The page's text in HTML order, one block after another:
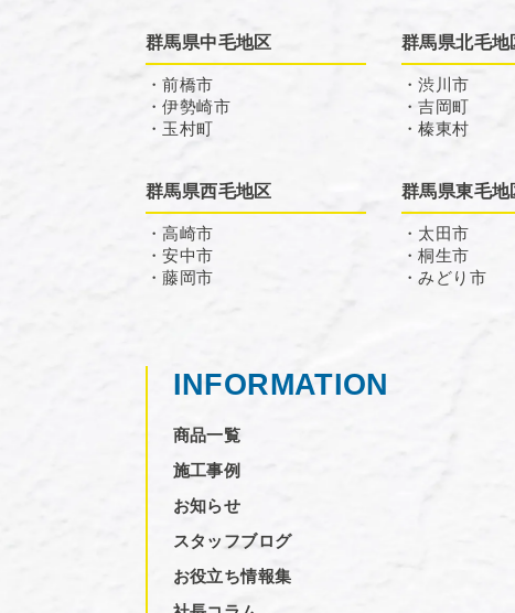
群馬県中毛地区
・前橋市
・伊勢崎市
・玉村町
群馬県北毛地
・渋川市
・吉岡町
・榛東村
群馬県西毛地区
・高崎市
・安中市
・藤岡市
群馬県東毛地
・太田市
・桐生市
・みどり市
INFORMATION
商品一覧
施工事例
お知らせ
スタッフブログ
お役立ち情報集